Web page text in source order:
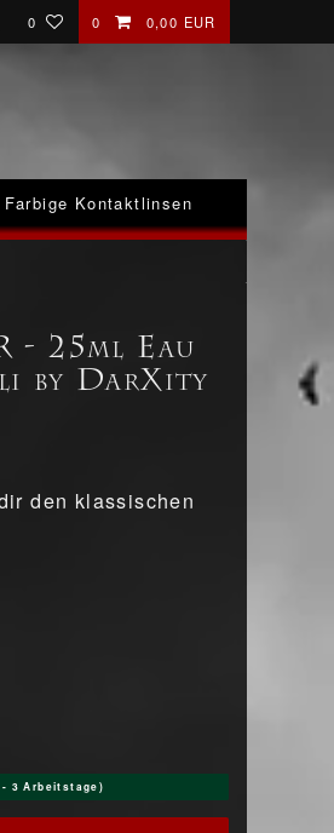
0 0 0,00 EUR
Farbige Kontaktlinsen
- 25ml Eau
by DarXity
den klassischen
3 Arbeitstage)